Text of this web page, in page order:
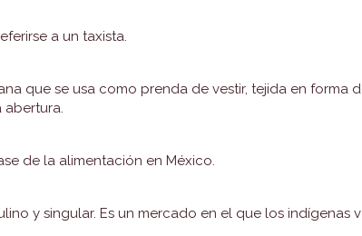
a un taxista.
que se usa como prenda de vestir, tejida en forma
abertura.
de la alimentación en México.
y singular. Es un mercado en el que los indígenas